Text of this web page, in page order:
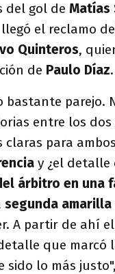
del gol de Matías
el reclamo
Quinteros,
de Paulo Díaz.
bastante parejo.
entre los dos
claras para
y ¿el detalle
árbitro en una
segunda amarilla
A partir de ahí
que marcó
sido lo más